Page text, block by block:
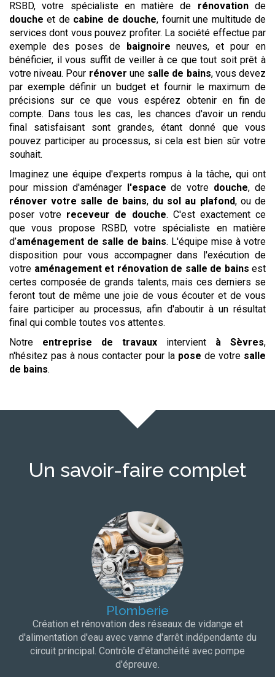
RSBD, votre spécialiste en matière de rénovationde
douche et de cabine de douche, fournit une multitude de
services dont vous pouvez profiter. La société effectue par
exemple des poses de baignoire neuves, et pour en
bénéficier, il vous suffit de veiller à ce que tout soit prêt à
votre niveau. Pour rénover une salle de bains, vous devez
par exemple définir un budget et fournir le maximum de
précisions sur ce que vous espérez obtenir en fin de
compte. Dans tous les cas, les chances d'avoir un rendu
final satisfaisant sont grandes, étant donné que vous
pouvez participer au processus, si cela est bien sûr votre
souhait.
Imaginez une équipe d'experts rompus à la tâche, qui ont
pour mission d'aménager l'espace de votre douche, de
rénover votre salle de bains, du sol au plafond, ou de
poser votre receveur de douche. C'est exactement ce
que vous propose RSBD, votre spécialiste en matière
d’aménagement de salle de bains. L'équipe mise à votre
disposition pour vous accompagner dans l'exécution de
votre aménagement et rénovation de salle de bains est
certes composée de grands talents, mais ces derniers se
feront tout de même une joie de vous écouter et de vous
faire participer au processus, afin d'aboutir à un résultat
final qui comble toutes vos attentes.
Notre entreprise de travaux intervient à Sèvres,
n'hésitez pas à nous contacter pour la pose de votre salle
de bains.
Un savoir-faire complet
Plomberie
Création et rénovation des réseaux de vidange et
d'alimentation d'eau avec vanne d'arrêt indépendante du
circuit principal. Contrôle d'étanchéité avec pompe
d'épreuve.